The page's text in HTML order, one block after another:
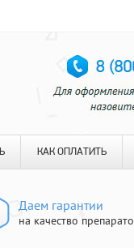
КАК ОПЛАТИТЬ
Даем гарантии
на качество